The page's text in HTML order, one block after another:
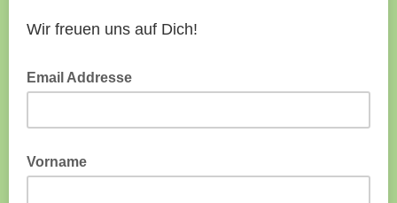
Wir freuen uns auf Dich!
Email Addresse
Vorname